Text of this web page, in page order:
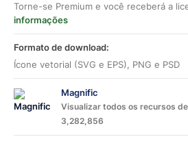
Torne-se Premium e você receberá a
informações
Formato de download:
Ícone vetorial (SVG e EPS), PNG e PSD
Magnific
Visualizar todos os recursos de
3,282,856